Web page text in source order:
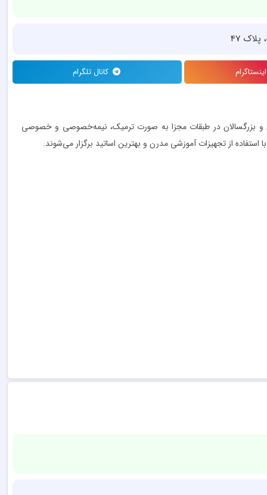
کانال تلگرام
و بزرگسالان در طبقات مجزا به صورت ترمیک، نیمه‌خصوصی و خصوصی